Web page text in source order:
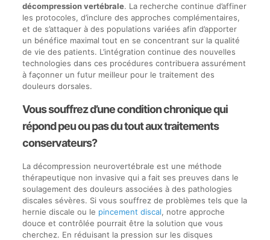
décompression vertébrale. La recherche continue d’affiner
les protocoles, d’inclure des approches complémentaires,
et de s’attaquer à des populations variées afin d’apporter
un bénéfice maximal tout en se concentrant sur la qualité
de vie des patients. L’intégration continue des nouvelles
technologies dans ces procédures contribuera assurément
à façonner un futur meilleur pour le traitement des
douleurs dorsales.
Vous souffrez d’une condition chronique qui
répond peu ou pas du tout aux traitements
conservateurs?
La décompression neurovertébrale est une méthode
thérapeutique non invasive qui a fait ses preuves dans le
soulagement des douleurs associées à des pathologies
discales sévères. Si vous souffrez de problèmes tels que la
hernie discale ou le pincement discal, notre approche
douce et contrôlée pourrait être la solution que vous
cherchez. En réduisant la pression sur les disques